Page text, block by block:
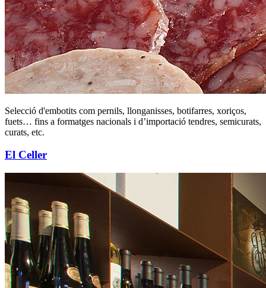
Selecció d'embotits com pernils, llonganisses, botifarres, xoriços,
fuets… fins a formatges nacionals i d’importació tendres, semicurats,
curats, etc.
El Celler